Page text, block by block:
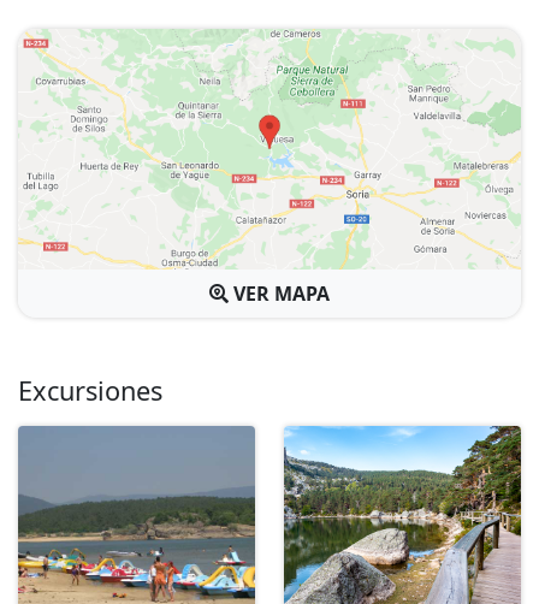
VER MAPA
Excursiones